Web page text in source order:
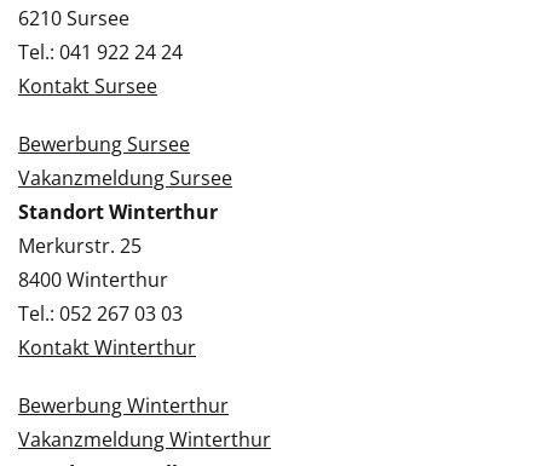
6210 Sursee
Tel.: 041 922 24 24
Kontakt Sursee
Bewerbung Sursee
Vakanzmeldung Sursee
Standort Winterthur
Merkurstr. 25
8400 Winterthur
Tel.: 052 267 03 03
Kontakt Winterthur
Bewerbung Winterthur
Vakanzmeldung Winterthur